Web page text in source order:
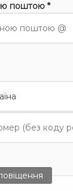
поштою *